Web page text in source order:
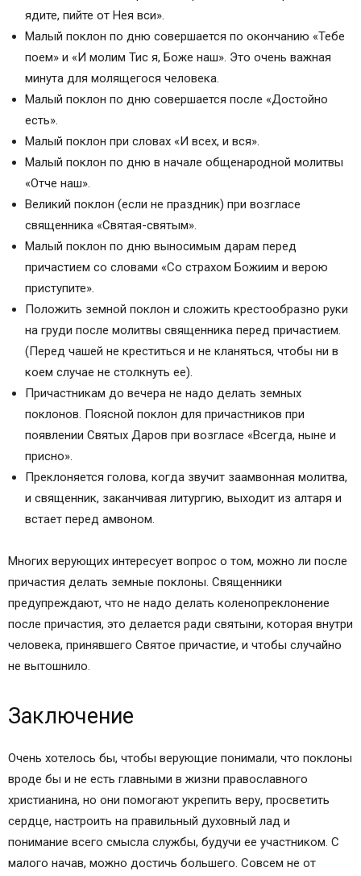
ядите, пийте от Нея вси».
Малый поклон по дню совершается по окончанию «Тебе
поем» и «И молим Тис я, Боже наш». Это очень важная
минута для молящегося человека.
Малый поклон по дню совершается после «Достойно
есть».
Малый поклон при словах «И всех, и вся».
Малый поклон по дню в начале общенародной молитвы
«Отче наш».
Великий поклон (если не праздник) при возгласе
священника «Святая-святым».
Малый поклон по дню выносимым дарам перед
причастием со словами «Со страхом Божиим и верою
приступите».
Положить земной поклон и сложить крестообразно руки
на груди после молитвы священника перед причастием.
(Перед чашей не креститься и не кланяться, чтобы ни в
коем случае не столкнуть ее).
Причастникам до вечера не надо делать земных
поклонов. Поясной поклон для причастников при
появлении Святых Даров при возгласе «Всегда, ныне и
присно».
Преклоняется голова, когда звучит заамвонная молитва,
и священник, заканчивая литургию, выходит из алтаря и
встает перед амвоном.
Многих верующих интересует вопрос о том, можно ли после
причастия делать земные поклоны. Священники
предупреждают, что не надо делать коленопреклонение
после причастия, это делается ради святыни, которая внутри
человека, принявшего Святое причастие, и чтобы случайно
не вытошнило.
Заключение
Очень хотелось бы, чтобы верующие понимали, что поклоны
вроде бы и не есть главными в жизни православного
христианина, но они помогают укрепить веру, просветить
сердце, настроить на правильный духовный лад и
понимание всего смысла службы, будучи ее участником. С
малого начав, можно достичь большего. Совсем не от